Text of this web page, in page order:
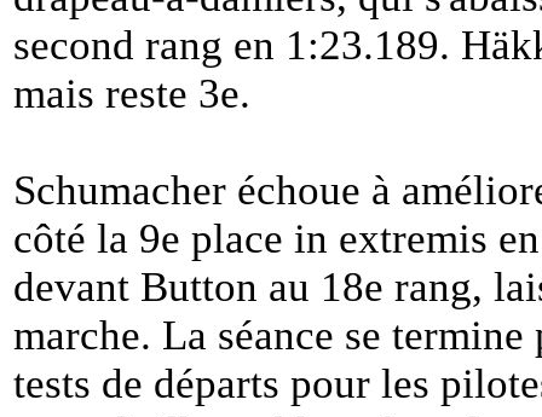
second rang en 1:23.189.
mais reste 3e.
Schumacher échoue à
côté la 9e place in extremis
devant Button au 18e rang,
marche. La séance se
tests de départs pour les